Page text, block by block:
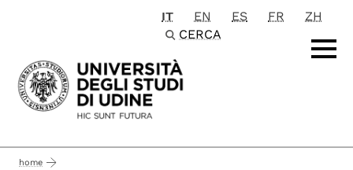
Passa al contenuto principale
IT EN ES FR
ZH
CERCA
home